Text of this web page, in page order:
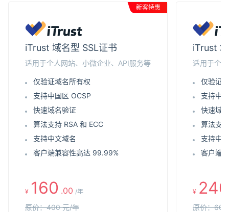
新客特惠
iTrust 域名型 SSL证书
适用于个人网站、小微企业、API服务等
仅验证域名所有权
支持中国区 OCSP
快速域名验证
算法支持 RSA 和 ECC
支持中文域名
客户端兼容性高达 99.99%
¥ 160 .00 /年
原价：400 元/年
iTrust
适用于个
仅验证
支持中
快速域
算法支
支持中
客户端
¥ 240
原价：